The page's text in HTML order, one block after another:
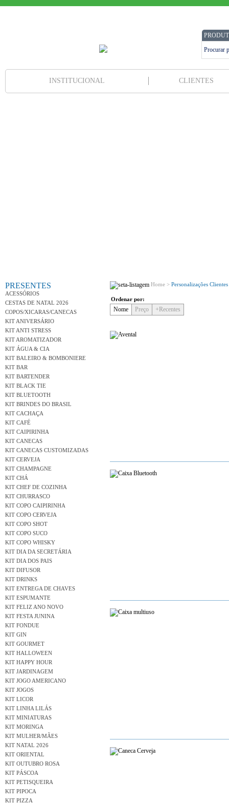
INSTITUCIONAL CLIENTES
PRESENTES
ACESSÓRIOS
CESTAS DE NATAL 2026
COPOS/XICARAS/CANECAS
KIT ANIVERSÁRIO
KIT ANTI STRESS
KIT AROMATIZADOR
KIT ÁGUA & CIA
KIT BALEIRO & BOMBONIERE
KIT BAR
KIT BARTENDER
KIT BLACK TIE
KIT BLUETOOTH
KIT BRINDES DO BRASIL
KIT CACHAÇA
KIT CAFÉ
KIT CAIPIRINHA
KIT CANECAS
KIT CANECAS CUSTOMIZADAS
KIT CERVEJA
KIT CHAMPAGNE
KIT CHÁ
KIT CHEF DE COZINHA
KIT CHURRASCO
KIT COPO CAIPIRINHA
KIT COPO CERVEJA
KIT COPO SHOT
KIT COPO SUCO
KIT COPO WHISKY
KIT DIA DA SECRETÁRIA
KIT DIA DOS PAIS
KIT DIFUSOR
KIT DRINKS
KIT ENTREGA DE CHAVES
KIT ESPUMANTE
KIT FELIZ ANO NOVO
KIT FESTA JUNINA
KIT FONDUE
KIT GIN
KIT GOURMET
KIT HALLOWEEN
KIT HAPPY HOUR
KIT JARDINAGEM
KIT JOGO AMERICANO
KIT JOGOS
KIT LICOR
KIT LINHA LILÁS
KIT MINIATURAS
KIT MORINGA
KIT MULHER/MÃES
KIT NATAL 2026
KIT ORIENTAL
KIT OUTUBRO ROSA
KIT PÁSCOA
KIT PETISQUEIRA
KIT PIPOCA
KIT PIZZA
Home > Personalizações Clientes
Ordenar por:
Nome Preço +Recentes